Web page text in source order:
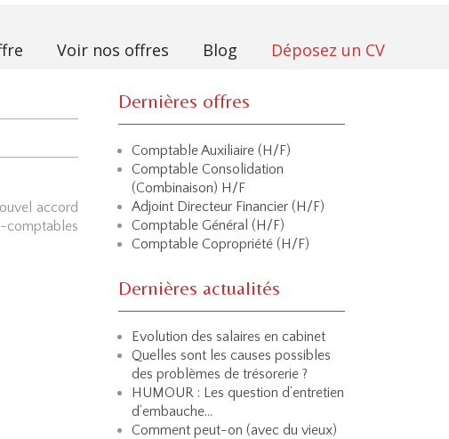
Voir nos offres Blog Déposez un CV
accord
comptables
Dernières offres
Comptable Auxiliaire (H/F)
Comptable Consolidation
(Combinaison) H/F
Adjoint Directeur Financier (H/F)
Comptable Général (H/F)
Comptable Copropriété (H/F)
Dernières actualités
Evolution des salaires en cabinet
Quelles sont les causes possibles
des problèmes de trésorerie ?
HUMOUR : Les question d’entretien
d’embauche…
Comment peut-on (avec du vieux)